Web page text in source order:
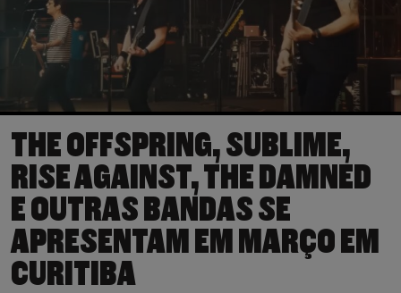
THE OFFSPRING, SUBLIME,
RISE AGAINST, THE DAMNED
E OUTRAS BANDAS SE
APRESENTAM EM MARÇO EM
CURITIBA